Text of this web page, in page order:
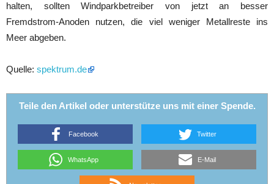
halten, sollten Windparkbetreiber von jetzt an besser
Fremdstrom-Anoden nutzen, die viel weniger Metallreste ins
Meer abgeben.
Quelle: spektrum.de
Teile den Artikel oder unterstütze uns mit einer Spende.
Facebook Twitter
WhatsApp E-Mail